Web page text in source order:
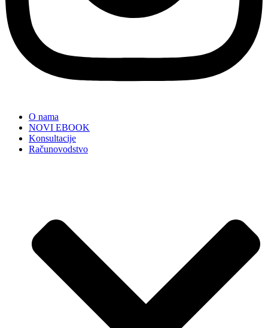
O nama
NOVI EBOOK
Konsultacije
Računovodstvo